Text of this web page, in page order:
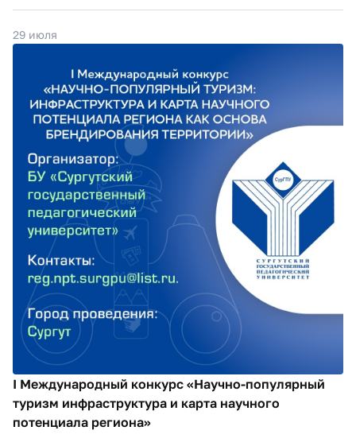
29 июля
I Международный конкурс «Научно-популярный
туризм инфраструктура и карта научного
потенциала региона»